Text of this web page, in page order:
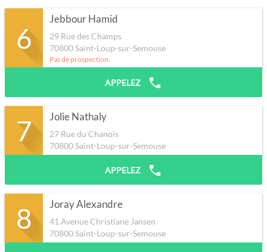
6
Jebbour Hamid
29 Rue des Champs
70800Saint-Loup-sur-Semouse
Pas de prospection.
APPELEZ
7 Jolie Nathaly
27 Rue du Chanois
70800Saint-Loup-sur-Semouse
APPELEZ
8 Joray Alexandre
41 Avenue Christiane Jansen
70800Saint-Loup-sur-Semouse